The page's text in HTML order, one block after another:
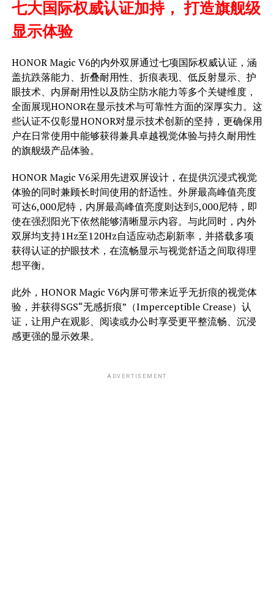
七大国际权威认证加持， 打造旗舰级
显示体验
HONOR Magic V6的内外双屏通过七项国际权威认证，涵
盖抗跌落能力、折叠耐用性、折痕表现、低反射显示、护
眼技术、内屏耐用性以及防尘防水能力等多个关键维度，
全面展现HONOR在显示技术与可靠性方面的深厚实力。这
些认证不仅彰显HONOR对显示技术创新的坚持，更确保用
户在日常使用中能够获得兼具卓越视觉体验与持久耐用性
的旗舰级产品体验。
HONOR Magic V6采用先进双屏设计，在提供沉浸式视觉
体验的同时兼顾长时间使用的舒适性。外屏最高峰值亮度
可达6,000尼特，内屏最高峰值亮度则达到5,000尼特，即
使在强烈阳光下依然能够清晰显示内容。与此同时，内外
双屏均支持1Hz至120Hz自适应动态刷新率，并搭载多项
获得认证的护眼技术，在流畅显示与视觉舒适之间取得理
想平衡。
此外，HONOR Magic V6内屏可带来近乎无折痕的视觉体
验，并获得SGS“无感折痕”（Imperceptible Crease）认
证，让用户在观影、阅读或办公时享受更平整流畅、沉浸
感更强的显示效果。
ADVERTISEMENT